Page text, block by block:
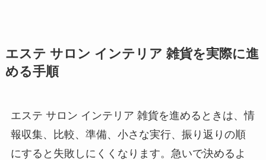
エステ サロン インテリア 雑貨を実際に進
める手順
エステ サロン インテリア 雑貨を進めるときは、情
報収集、比較、準備、小さな実行、振り返りの順
にすると失敗しにくくなります。急いで決めるよ